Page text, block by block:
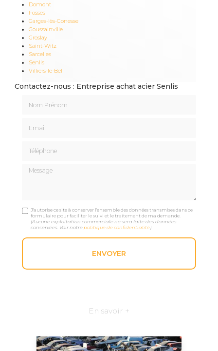
Domont
Fosses
Garges-lès-Gonesse
Goussainville
Groslay
Saint-Witz
Sarcelles
Senlis
Villiers-le-Bel
Contactez-nous : Entreprise achat acier Senlis
Message
J'autorise ce site à conserver l'ensemble des données transmises dans ce
formulaire pour faciliter le suivi et le traitement de ma demande.
(Aucune exploitation commerciale ne sera faite des données
conservées. Voir notrepolitique de confidentialité)
En savoir +